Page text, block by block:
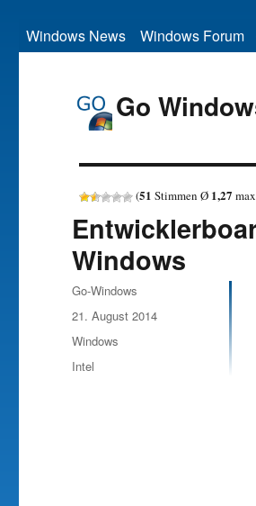
Windows News Windows Forum
Go
(51 Stimmen Ø 1,27
Windows
Autor
Go-Windows
Veröffentlicht
am
21. August 2014
Kategorien
Windows
Schlagwörter
Intel